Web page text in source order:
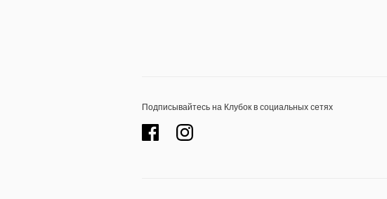
Подписывайтесь на Клубок в социальных сетях